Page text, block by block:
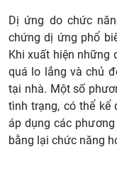
Dị ứng do chức
chứng dị ứng phổ
Khi xuất hiện những
quá lo lắng và chủ
tại nhà. Một số
tình trạng, có thể kể
áp dụng các
bằng lại chức năng